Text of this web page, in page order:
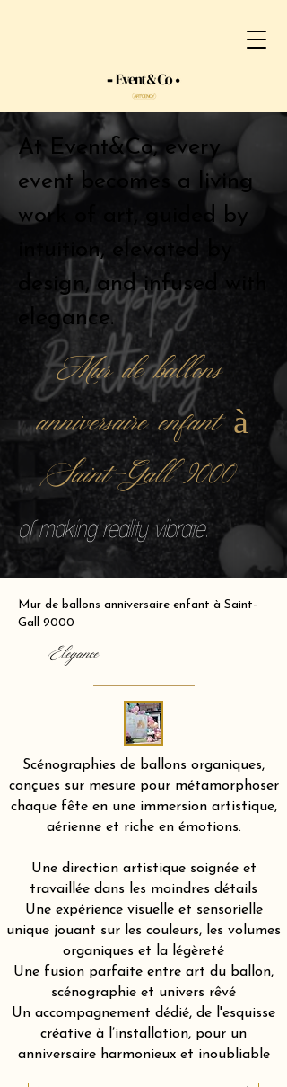
At Event&Co, every
event becomes a living
work of art, guided by
intuition, elevated by
design, and infused with
elegance.
Mur de ballons
anniversaire enfant à
Saint-Gall 9000
of making reality vibrate.
Mur de ballons anniversaire enfant à Saint-
Gall 9000
Elegance
Scénographies de ballons organiques,
conçues sur mesure pour métamorphoser
chaque fête en une immersion artistique,
aérienne et riche en émotions.
Une direction artistique soignée et
travaillée dans les moindres détails
Une expérience visuelle et sensorielle
unique jouant sur les couleurs, les volumes
organiques et la légèreté
Une fusion parfaite entre art du ballon,
scénographie et univers rêvé
Un accompagnement dédié, de l'esquisse
créative à l’installation, pour un
anniversaire harmonieux et inoubliable